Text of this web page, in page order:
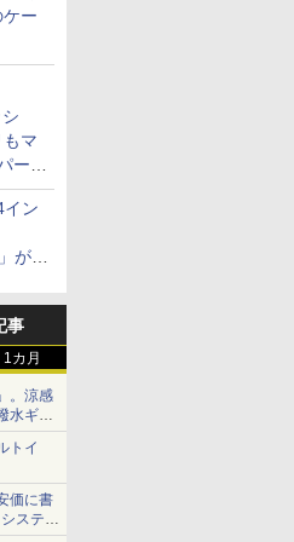
ー
もマ
ーツ
信】
イン
が
事
1カ月
。涼感
水ギア
トイ
価に書
ステ